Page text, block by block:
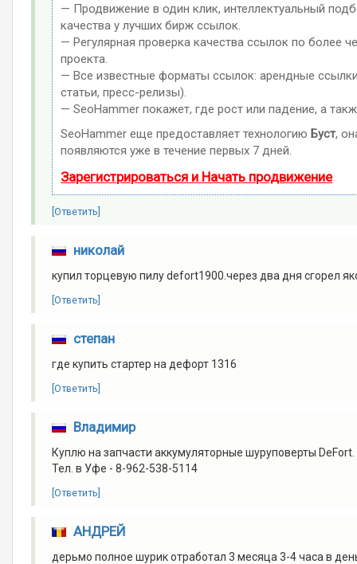
— Продвижение в один клик, интеллектуальный
качества у лучших бирж ссылок.
— Регулярная проверка качества ссылок по более
проекта.
— Все известные форматы ссылок: арендные
статьи, пресс-релизы).
— SeoHammer покажет, где рост или падение, а
SeoHammer еще предоставляет технологиюБуст,
появляются уже в течение первых 7 дней.
Зарегистрироваться и Начать продвижение
[Ответить]
николай
купил торцевую пилу defort1900.через два дня сгорел
[Ответить]
степан
где купить стартер на дефорт 1316
[Ответить]
Владимир
Куплю на запчасти аккумуляторные шуруповерты DeFort.
Тел. в Уфе - 8-962-538-5114
[Ответить]
АНДРЕЙ
дерьмо полное шурик отработал 3 месяца 3-4 часа в